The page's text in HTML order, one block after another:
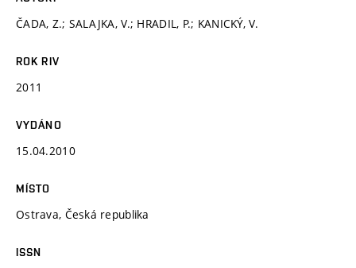
ČADA, Z.; SALAJKA, V.; HRADIL, P.; KANICKÝ, V.
ROK RIV
2011
VYDÁNO
15.04.2010
MÍSTO
Ostrava, Česká republika
ISSN